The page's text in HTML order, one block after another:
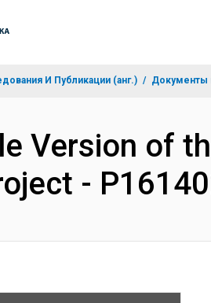
И Публикации (анг.) Документы
Version of
-